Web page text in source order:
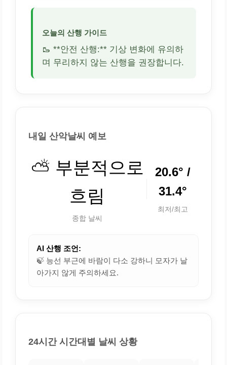
오늘의 산행 가이드
🥾 **안전 산행:** 기상 변화에 유의하
며 무리하지 않는 산행을 권장합니다.
내일 산악날씨 예보
⛅ 부분적으로
흐림
종합 날씨
20.6° /
31.4°
최저/최고
AI 산행 조언:
🍃 능선 부근에 바람이 다소 강하니 모자가 날
아가지 않게 주의하세요.
24시간 시간대별 날씨 상황